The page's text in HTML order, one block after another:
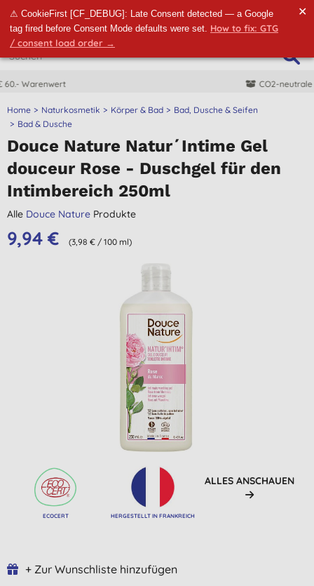
⚠ CookieFirst [CF_DEBUG]: Late Consent detected — a Google
tag fired before Consent Mode defaults were set. How to fix: GTG
/ consent load order →
✕
Home Naturkosmetik Körper & Bad
Bad, Dusche & Seifen
Bad & Dusche
Douce Nature Natur´Intime Gel
douceur Rose - Duschgel für den
Intimbereich 250ml
Alle Douce Nature Produkte
9,94 € (3,98 € / 100 ml)
ECOCERT HERGESTELLT IN FRANKREICH
ALLES ANSCHAUEN
+ Zur Wunschliste hinzufügen